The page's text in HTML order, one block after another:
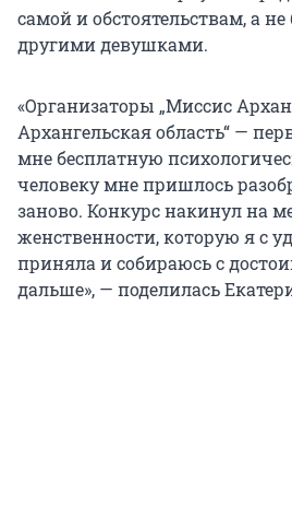
самой и обстоятельствам, а
другими девушками.
«Организаторы „Миссис
Архангельская область“ —
мне бесплатную
человеку мне пришлось
заново. Конкурс накинул на
женственности, которую я с
приняла и собираюсь с
дальше», — поделилась